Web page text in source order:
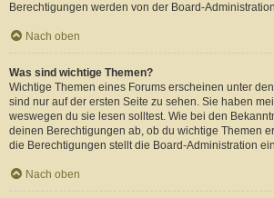
Berechtigungen werden von der Board-
Nach oben
Was sind wichtige Themen?
Wichtige Themen eines Forums erscheinen unter
sind nur auf der ersten Seite zu sehen. Sie haben
weswegen du sie lesen solltest. Wie bei den
deinen Berechtigungen ab, ob du wichtige Themen
die Berechtigungen stellt die Board-Administration
Nach oben